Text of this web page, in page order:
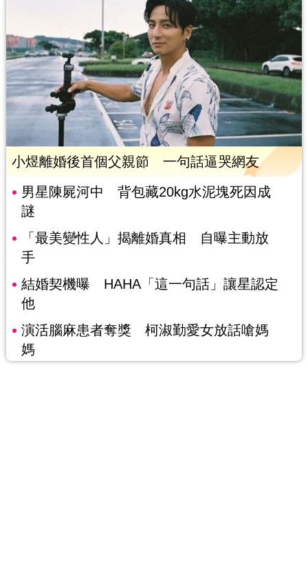
小煜離婚後首個父親節 一句話逼哭網友
男星陳屍河中 背包藏20kg水泥塊死因成
謎
「最美變性人」揭離婚真相 自曝主動放
手
結婚契機曝 HAHA「這一句話」讓星認定
他
演活腦麻患者奪獎 柯淑勤愛女放話嗆媽
媽